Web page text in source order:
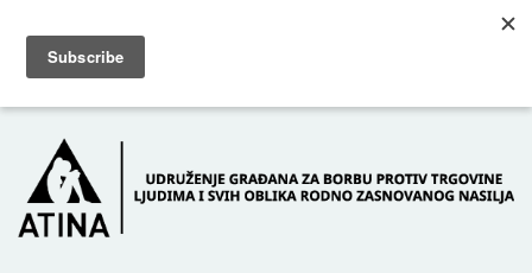
POČETNA O NAMA